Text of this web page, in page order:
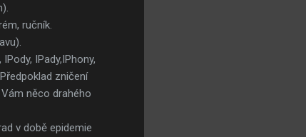
ručník.
IPady,IPhony,
zničení
něco drahého
v době epidemie